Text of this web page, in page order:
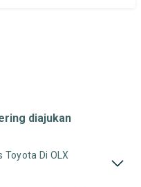
diajukan
Toyota Di OLX